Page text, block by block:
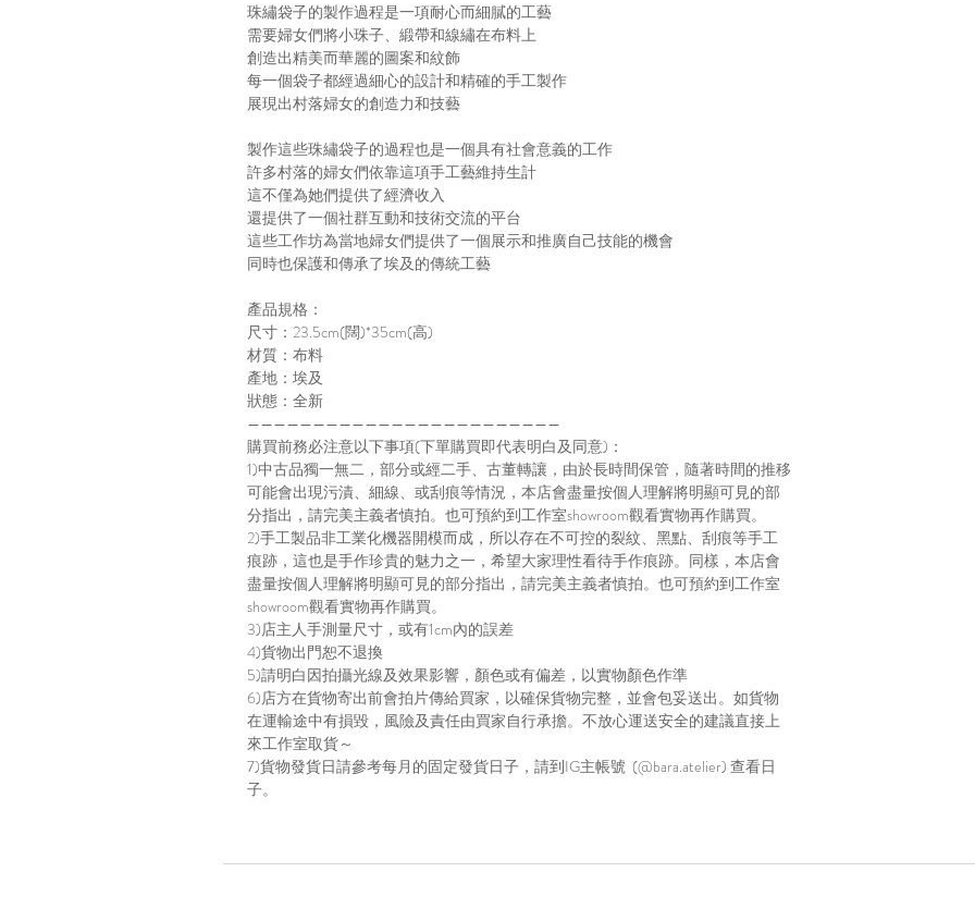
珠繡袋子的製作過程是一項耐心而細膩的工藝
需要婦女們將小珠子、緞帶和線繡在布料上
創造出精美而華麗的圖案和紋飾
每一個袋子都經過細心的設計和精確的手工製作
展現出村落婦女的創造力和技藝
製作這些珠繡袋子的過程也是一個具有社會意義的工作
許多村落的婦女們依靠這項手工藝維持生計
這不僅為她們提供了經濟收入
還提供了一個社群互動和技術交流的平台
這些工作坊為當地婦女們提供了一個展示和推廣自己技能的機會
同時也保護和傳承了埃及的傳統工藝
產品規格：
尺寸：23.5cm(闊)*35cm(高)
材質：布料
產地：埃及
狀態：全新
————————————————————————
購買前務必注意以下事項(下單購買即代表明白及同意)：
1)中古品獨一無二，部分或經二手、古董轉讓，由於長時間保管，隨著時間的推移
可能會出現污漬、細線、或刮痕等情況，本店會盡量按個人理解將明顯可見的部
分指出，請完美主義者慎拍。也可預約到工作室showroom觀看實物再作購買。
2)手工製品非工業化機器開模而成，所以存在不可控的裂紋、黑點、刮痕等手工
痕跡，這也是手作珍貴的魅力之一，希望大家理性看待手作痕跡。同樣，本店會
盡量按個人理解將明顯可見的部分指出，請完美主義者慎拍。也可預約到工作室
showroom觀看實物再作購買。
3)店主人手測量尺寸，或有1cm內的誤差
4)貨物出門恕不退換
5)請明白因拍攝光線及效果影響，顏色或有偏差，以實物顏色作準
6)店方在貨物寄出前會拍片傳給買家，以確保貨物完整，並會包妥送出。如貨物
在運輸途中有損毀，風險及責任由買家自行承擔。不放心運送安全的建議直接上
來工作室取貨～
7)貨物發貨日請參考每月的固定發貨日子，請到IG主帳號 (@bara.atelier) 查看日
子。